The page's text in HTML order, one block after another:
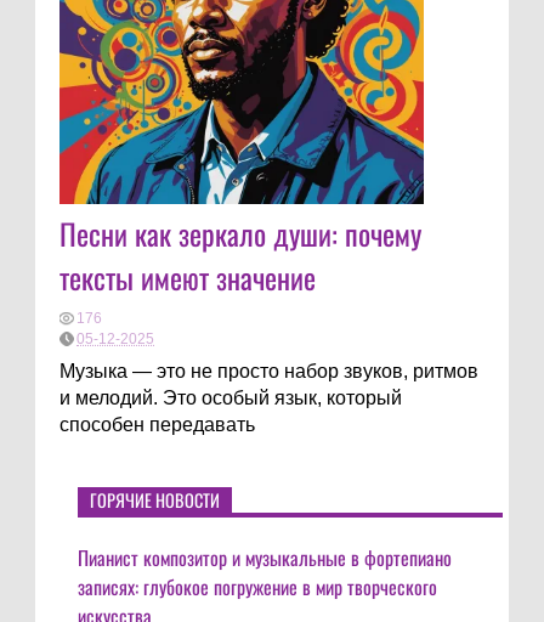
Песни как зеркало души: почему
тексты имеют значение
176
05-12-2025
Музыка — это не просто набор звуков, ритмов
и мелодий. Это особый язык, который
способен передавать
ГОРЯЧИЕ НОВОСТИ
Пианист композитор и музыкальные в фортепиано
записях: глубокое погружение в мир творческого
искусства